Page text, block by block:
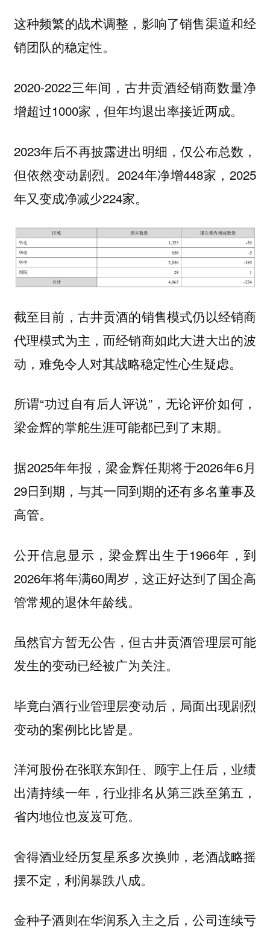
这种频繁的战术调整，影响了销售渠道和经
销团队的稳定性。
2020-2022三年间，古井贡酒经销商数量净
增超过1000家，但年均退出率接近两成。
2023年后不再披露进出明细，仅公布总数，
但依然变动剧烈。2024年净增448家，2025
年又变成净减少224家。
截至目前，古井贡酒的销售模式仍以经销商
代理模式为主，而经销商如此大进大出的波
动，难免令人对其战略稳定性心生疑虑。
所谓“功过自有后人评说”，无论评价如何，
梁金辉的掌舵生涯可能都已到了末期。
据2025年年报，梁金辉任期将于2026年6月
29日到期，与其一同到期的还有多名董事及
高管。
公开信息显示，梁金辉出生于1966年，到
2026年将年满60周岁，这正好达到了国企高
管常规的退休年龄线。
虽然官方暂无公告，但古井贡酒管理层可能
发生的变动已经被广为关注。
毕竟白酒行业管理层变动后，局面出现剧烈
变动的案例比比皆是。
洋河股份在张联东卸任、顾宇上任后，业绩
出清持续一年，行业排名从第三跌至第五，
省内地位也岌岌可危。
舍得酒业经历复星系多次换帅，老酒战略摇
摆不定，利润暴跌八成。
金种子酒则在华润系入主之后，公司连续亏